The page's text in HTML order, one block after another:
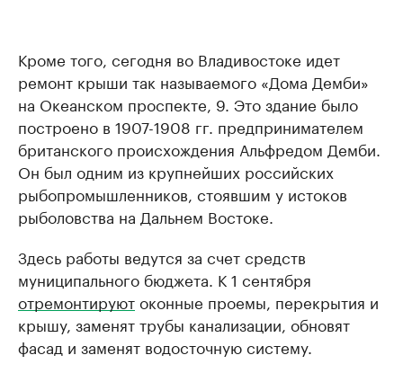
Кроме того, сегодня во Владивостоке идет
ремонт крыши так называемого «Дома Демби»
на Океанском проспекте, 9. Это здание было
построено в 1907-1908 гг. предпринимателем
британского происхождения Альфредом Демби.
Он был одним из крупнейших российских
рыбопромышленников, стоявшим у истоков
рыболовства на Дальнем Востоке.
Здесь работы ведутся за счет средств
муниципального бюджета. К 1 сентября
отремонтируютоконные проемы, перекрытия и
крышу, заменят трубы канализации, обновят
фасад и заменят водосточную систему.